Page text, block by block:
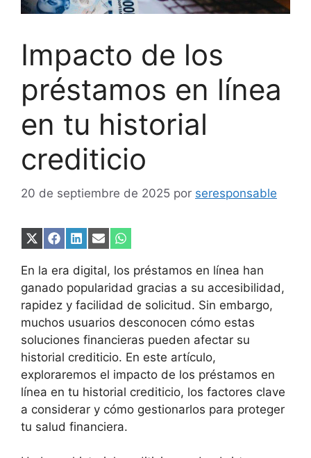
Impacto de los
préstamos en línea
en tu historial
crediticio
20 de septiembre de 2025 por seresponsable
Compartir
X
(Twitter)
Compartir
Facebook
Compartir
LinkedIn
Compartir
Email
Compartir
WhatsApp
En la era digital, los préstamos en línea han
ganado popularidad gracias a su accesibilidad,
rapidez y facilidad de solicitud. Sin embargo,
muchos usuarios desconocen cómo estas
soluciones financieras pueden afectar su
historial crediticio. En este artículo,
exploraremos el impacto de los préstamos en
línea en tu historial crediticio, los factores clave
a considerar y cómo gestionarlos para proteger
tu salud financiera.